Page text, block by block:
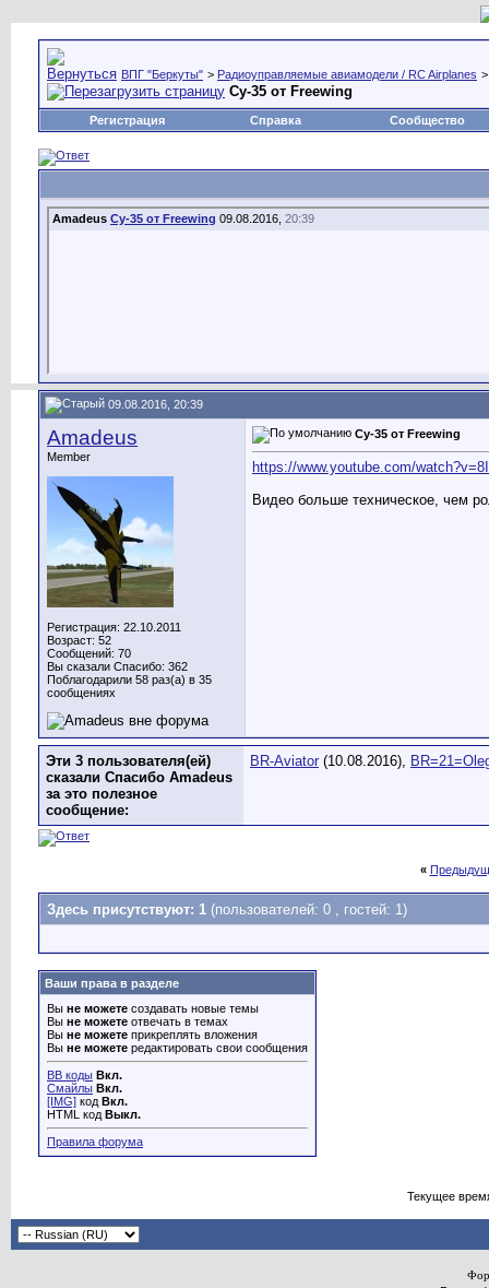
ВПГ "Беркуты" > Радиоуправляемые авиамодели / RC Airplanes
Су-35 от Freewing
Регистрация Справка Сообщество
Amadeus Су-35 от Freewing 09.08.2016, 20:39
09.08.2016, 20:39
Amadeus
Member
Регистрация: 22.10.2011
Возраст: 52
Сообщений: 70
Вы сказали Спасибо: 362
Поблагодарили 58 раз(а) в 35
сообщениях
Су-35 от Freewing
https://www.youtube.com/
Видео больше техническое, чем
Эти 3 пользователя(ей)
сказали Спасибо Amadeus
за это полезное
сообщение:
BR-Aviator (10.08.2016),
«
Здесь присутствуют: 1 (пользователей: 0 , гостей: 1)
Ваши права в разделе
Вы не можете создавать новые темы
Вы не можете отвечать в темах
Вы не можете прикреплять вложения
Вы не можете редактировать свои сообщения
BB коды Вкл.
Смайлы Вкл.
[IMG] код Вкл.
HTML код Выкл.
Правила форума
Текущее